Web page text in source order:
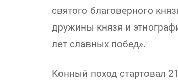
святого благоверного
дружины князя и
лет славных побед».
Конный поход стартовал